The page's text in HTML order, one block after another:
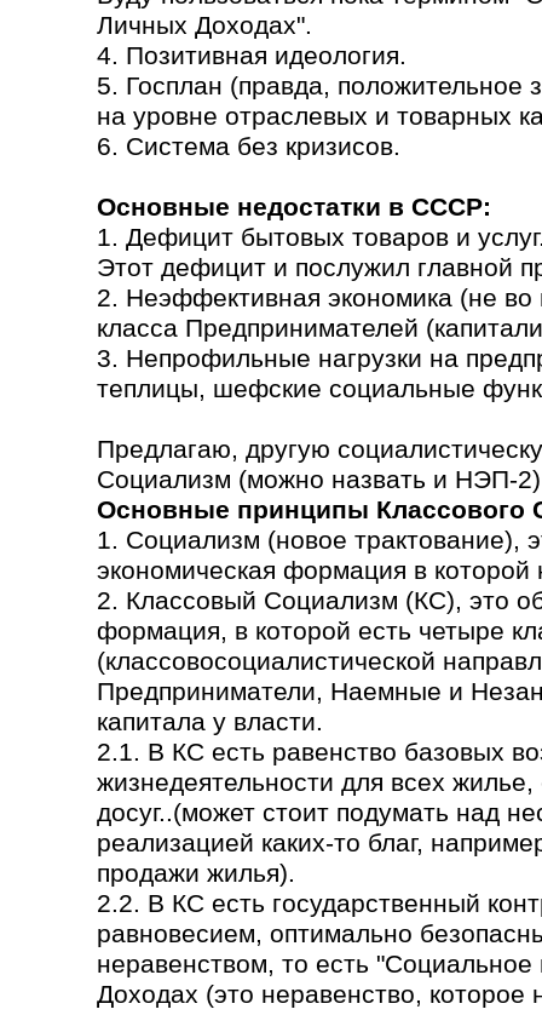
Личных Доходах".
4. Позитивная идеология.
5. Госплан (правда, положительное
на уровне отраслевых и товарных
6. Система без кризисов.
Основные недостатки в СССР:
1. Дефицит бытовых товаров и
Этот дефицит и послужил главной
2. Неэффективная экономика (не во
класса Предпринимателей
3. Непрофильные нагрузки на
теплицы, шефские социальные
Предлагаю, другую
Социализм (можно назвать и НЭП-
Основные принципы Классового
1. Социализм (новое трактование),
экономическая формация в которой
2. Классовый Социализм (КС), это
формация, в которой есть четыре
(классовосоциалистической
Предприниматели, Наемные и
капитала у власти.
2.1. В КС есть равенство базовых
жизнедеятельности для всех
досуг..(может стоит подумать над
реализацией каких-то благ,
продажи жилья).
2.2. В КС есть государственный
равновесием, оптимально
неравенством, то есть
Доходах (это неравенство,